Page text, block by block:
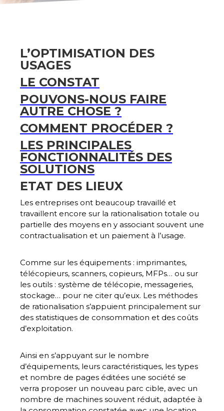
L’OPTIMISATION DES
USAGES
LE CONSTAT
POUVONS-NOUS FAIRE
AUTRE CHOSE ?
COMMENT PROCÉDER ?
LES PRINCIPALES
FONCTIONNALITÉS DES
SOLUTIONS
ETAT DES LIEUX
Les entreprises ont beaucoup travaillé et
travaillent encore sur la rationalisation totale ou
partielle des moyens en y associant souvent une
contractualisation et un paiement à l’usage.
Comme sur les équipements : imprimantes,
télécopieurs, scanners, copieurs, MFPs… ou sur
les outils : système de télécopie, messageries,
stockage… pour ne citer qu’eux. Les méthodes
de rationalisation s’appuient principalement sur
des statistiques de consommation et des coûts
d’exploitation.
Ainsi en s’appuyant sur le nombre
d’équipements, leurs caractéristiques, les types
et nombre de pages éditées une société se
verra proposer un nouveau parc cible, avec un
nombre de machines souvent réduit, adaptée à